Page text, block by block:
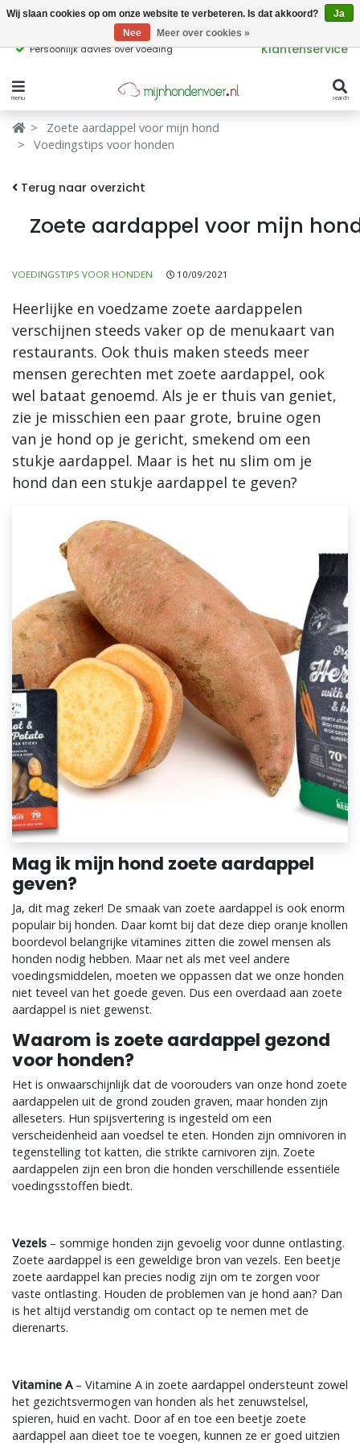
Wij slaan cookies op om onze website te verbeteren. Is dat akkoord?
Ja
Nee
Meer over cookies »
Persoonlijk advies over voeding Klantenservice
menu search
Verbergen
Merken
Hondenvoer
Kattenvoer
Supplementen
Snacks
Ingrediënten
Blogs
Advies
Inloggen
Verbergen
Waar ben je naar op zoek?
producttags
glutenvrij hondenvoer graanvrij hondenvoer
Zoete aardappel voor mijn hond
Voedingstips voor honden
Terug naar overzicht
Zoete aardappel voor mijn
VOEDINGSTIPS VOOR HONDEN 10/09/2021
Heerlijke en voedzame zoete aardappelen
verschijnen steeds vaker op de menukaart van
restaurants. Ook thuis maken steeds meer
mensen gerechten met zoete aardappel, ook
wel bataat genoemd. Als je er thuis van geniet,
zie je misschien een paar grote, bruine ogen
van je hond op je gericht, smekend om een
stukje aardappel. Maar is het nu slim om je
hond dan een stukje aardappel te geven?
Mag ik mijn hond zoete aardappel
geven?
Ja, dit mag zeker! De smaak van zoete aardappel is ook enorm
populair bij honden. Daar komt bij dat deze diep oranje knollen
boordevol belangrijke vitamines zitten die zowel mensen als
honden nodig hebben. Maar net als met veel andere
voedingsmiddelen, moeten we oppassen dat we onze honden
niet teveel van het goede geven. Dus een overdaad aan zoete
aardappel is niet gewenst.
Waarom is zoete aardappel gezond
voor honden?
Het is onwaarschijnlijk dat de voorouders van onze hond zoete
aardappelen uit de grond zouden graven, maar honden zijn
alleseters. Hun spijsvertering is ingesteld om een
verscheidenheid aan voedsel te eten. Honden zijn omnivoren in
tegenstelling tot katten, die strikte carnivoren zijn. Zoete
aardappelen zijn een bron die honden verschillende essentiële
voedingsstoffen biedt.
Vezels – sommige honden zijn gevoelig voor dunne ontlasting.
Zoete aardappel is een geweldige bron van vezels. Een beetje
zoete aardappel kan precies nodig zijn om te zorgen voor
vaste ontlasting. Houden de problemen van je hond aan? Dan
is het altijd verstandig om contact op te nemen met de
dierenarts.
Vitamine A– Vitamine A in zoete aardappel ondersteunt zowel
het gezichtsvermogen van honden als het zenuwstelsel,
spieren, huid en vacht. Door af en toe een beetje zoete
aardappel aan dieet toe te voegen, kunnen ze er goed uitzien